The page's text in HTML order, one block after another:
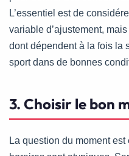
L’essentiel est de
variable d’ajustement,
dont dépendent à la fois la
sport dans de bonnes
3. Choisir le bon
La question du moment